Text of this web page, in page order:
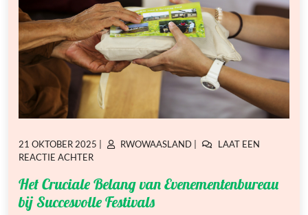
GEPLAATST
OP
21 OKTOBER 2025
GEPLAATST
RWOWAASLAND
LAAT EEN
REACTIE ACHTEROP
CRUCIALE
BELANG
VAN
Het Cruciale Belang van Evenementenbureau
bij Succesvolle Festivals